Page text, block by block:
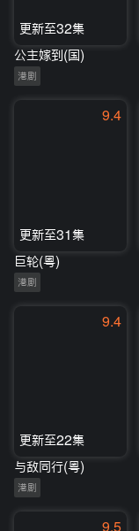
更新至32集
公主嫁到(国)
港剧
9.4
更新至31集
巨轮(粤)
港剧
9.4
更新至22集
与敌同行(粤)
港剧
9.5